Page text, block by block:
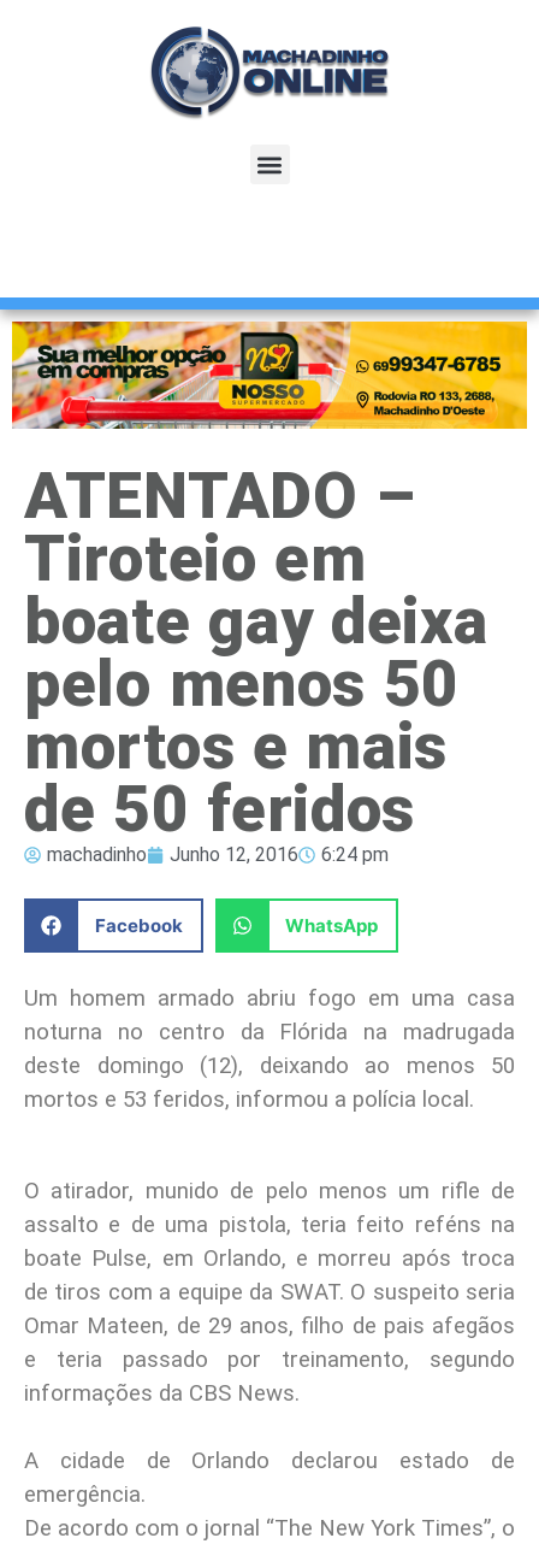
ATENTADO –
Tiroteio em
boate gay deixa
pelo menos 50
mortos e mais
de 50 feridos
machadinho Junho 12, 2016 6:24 pm
Facebook WhatsApp
Um homem armado abriu fogo em uma casa
noturna no centro da Flórida na madrugada
deste domingo (12), deixando ao menos 50
mortos e 53 feridos, informou a polícia local.
O atirador, munido de pelo menos um rifle de
assalto e de uma pistola, teria feito reféns na
boate Pulse, em Orlando, e morreu após troca
de tiros com a equipe da SWAT. O suspeito seria
Omar Mateen, de 29 anos, filho de pais afegãos
e teria passado por treinamento, segundo
informações da CBS News.
A cidade de Orlando declarou estado de
emergência.
De acordo com o jornal “The New York Times”, o